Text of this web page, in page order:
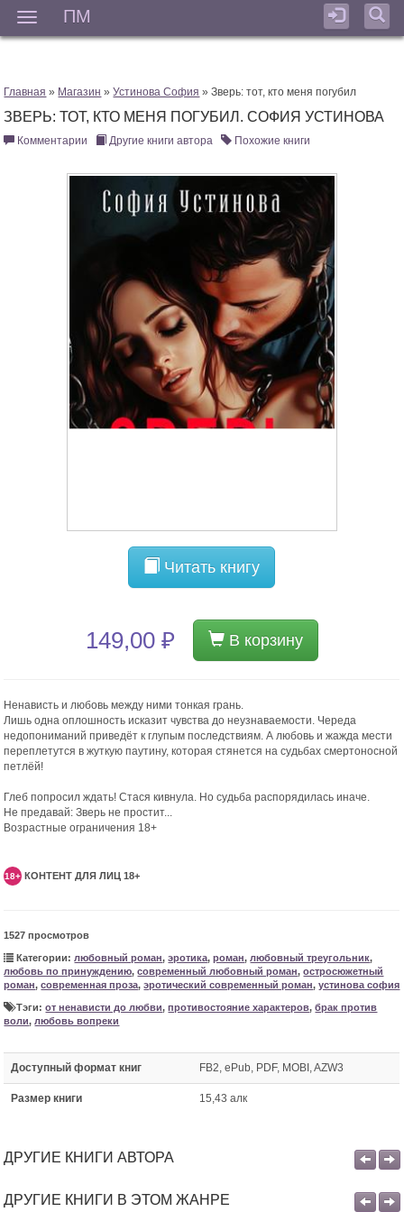
ПМ
Главная » Магазин »Устинова София » Зверь: тот, кто меня погубил
ЗВЕРЬ: ТОТ, КТО МЕНЯ ПОГУБИЛ. СОФИЯ УСТИНОВА
Комментарии Другие книги автора Похожие книги
Читать книгу
149,00 ₽ В корзину
Ненависть и любовь между ними тонкая грань.
Лишь одна оплошность исказит чувства до неузнаваемости. Череда
недопониманий приведёт к глупым последствиям. А любовь и жажда мести
переплетутся в жуткую паутину, которая стянется на судьбах смертоносной
петлёй!
Глеб попросил ждать! Стася кивнула. Но судьба распорядилась иначе.
Не предавай: Зверь не простит...
Возрастные ограничения 18+
18+ КОНТЕНТ ДЛЯ ЛИЦ 18+
1527 просмотров
Категории:любовный роман,эротика,роман,любовный треугольник,
любовь по принуждению,современный любовный роман,остросюжетный
роман,современная проза,эротический современный роман,устинова софия
Тэги:от ненависти до любви,противостояние характеров,брак против
воли,любовь вопреки
Доступный формат книг FB2, ePub, PDF, MOBI, AZW3
Размер книги 15,43 алк
ДРУГИЕ КНИГИ АВТОРА
ДРУГИЕ КНИГИ В ЭТОМ ЖАНРЕ